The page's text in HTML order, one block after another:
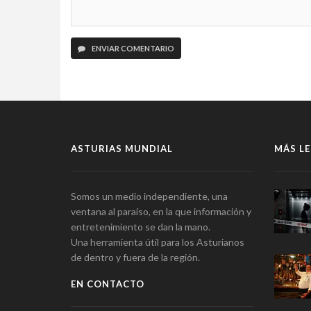
ENVIAR COMENTARIO
ASTURIAS MUNDIAL
Somos un medio independiente, una
ventana al paraíso, en la que información y
entretenimiento se dan la mano.
Una herramienta útil para los Asturianos
de dentro y fuera de la región.
EN CONTACTO
MÁS